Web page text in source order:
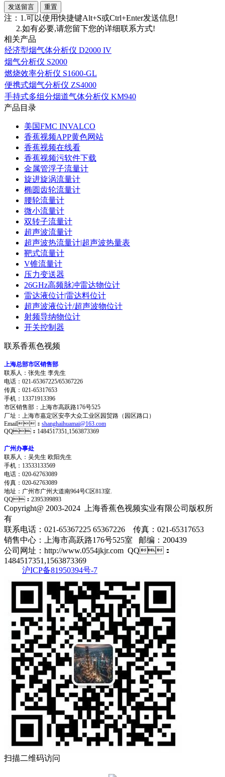
注：1.可以使用快捷键Alt+S或Ctrl+Enter发送信息!
2.如有必要,请您留下您的详细联系方式!
相关产品
经济型烟气体分析仪 D2000 IV
烟气分析仪 S2000
燃烧效率分析仪 S1600-GL
便携式烟气分析仪 ZS4000
手持式多组分烟道气体分析仪 KM940
产品目录
美国FMC INVALCO
香蕉视频APP黄色网站
香蕉视频在线看
香蕉视频污软件下载
金属管浮子流量计
旋进旋涡流量计
椭圆齿轮流量计
腰轮流量计
微小流量计
双转子流量计
超声波流量计
超声波热流量计|超声波热量表
靶式流量计
V锥流量计
压力变送器
26GHz高频脉冲雷达物位计
雷达液位计|雷达料位计
超声波液位计/超声波物位计
射频导纳物位计
开关控制器
联系香蕉色视频
上海总部市区销售部
联系人：张先生 李先生
电话：021-65367225/65367226
传真：021-65317653
手机：13371913396
市区销售部：上海市高跃路176号525
厂址：上海市嘉定区安亭大众工业区园贸路（园区路口）
Email： shanghaihuamai@163.com
QQ：1484517351,1563873369
广州办事处
联系人：吴先生 欧阳先生
手机：13533133569
电话：020-62763089
传真：020-62763089
地址： 广州市广州大道南964号C区813室.
QQ：2395399893
Copyright@ 2003-2024 上海香蕉色视频实业有限公司 版权所
有
联系电话：021-65367225 65367226 传真：021-65317653
销售中心：上海市高跃路176号525室 邮编：200439
公司网址：http://www.0554jkjr.com QQ：
1484517351,1563873369
沪ICP备81950394号-7
扫描二维码访问